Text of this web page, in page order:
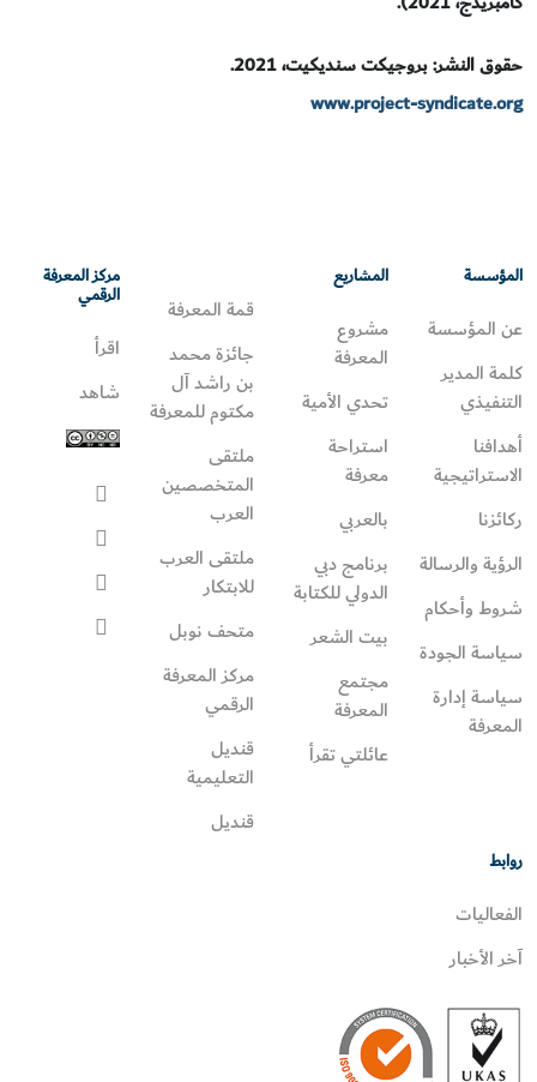
حقوق النشر: بروجيكت سنديكيت، 2021.
www.project-syndicate.org
المؤسسة
عن المؤسسة
كلمة المدير
التنفيذي
أهدافنا
الاستراتيجية
ركائزنا
الرؤية والرسالة
شروط وأحكام
سياسة الجودة
سياسة إدارة
المعرفة
المشاريع
مشروع
المعرفة
تحدي الأمية
استراحة
معرفة
بالعربي
برنامج دبي
الدولي للكتابة
بيت الشعر
مجتمع
المعرفة
عائلتي تقرأ‎
قمة المعرفة
جائزة محمد
بن راشد آل
مكتوم للمعرفة
ملتقى
المتخصصين
العرب
ملتقى العرب
للابتكار
متحف نوبل
مركز المعرفة
الرقمي
قنديل
التعليمية
قنديل
مركز المعرفة
الرقمي
اقرأ
شاهد
روابط
الفعاليات
آخر الأخبار